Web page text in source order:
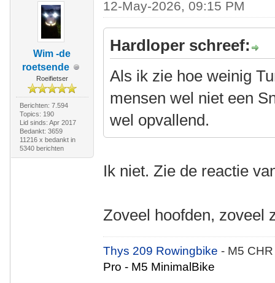
Wim -de
roetsende
Roeifietser
Berichten: 7.594
Topics: 190
Lid sinds: Apr 2017
Bedankt: 3659
11216 x bedankt in
5340 berichten
12-May-2026, 09:15 PM
Hardloper schreef:
Als ik zie hoe weinig
mensen wel niet een
wel opvallend.
Ik niet. Zie de reactie
Zoveel hoofden, zoveel
Thys 209 Rowingbike- M5
Pro - M5 MinimalBike